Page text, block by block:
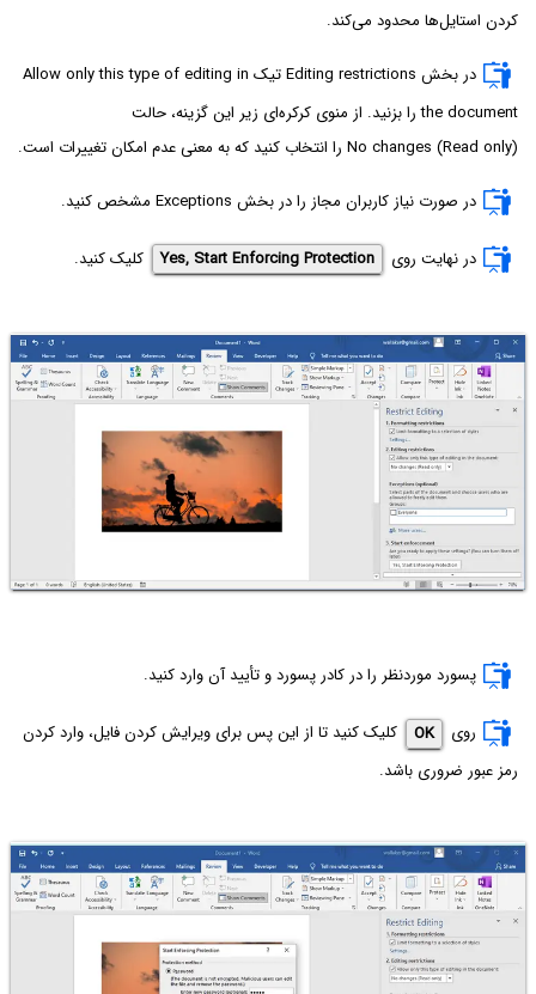
کردن استایل‌ها محدود می‌کند.
در بخش Editing restrictions تیک Allow only this type of editing in
the document را بزنید. از منوی کرکره‌ای زیر این گزینه، حالت
No changes (Read only) را انتخاب کنید که به معنی عدم امکان تغییرات است.
در صورت نیاز کاربران مجاز را در بخش Exceptions مشخص کنید.
در نهایت روی Yes, Start Enforcing Protection کلیک کنید.
پسورد موردنظر را در کادر پسورد و تأیید آن وارد کنید.
روی OK
کلیک کنید تا از این پس برای ویرایش کردن فایل، وارد کردن
رمز عبور ضروری باشد.